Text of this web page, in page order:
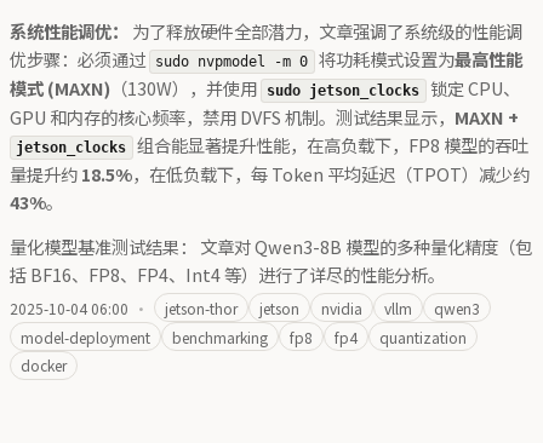
系统性能调优：
为了释放硬件全部潜力，文章强调了系统级的性能调
优步骤：必须通过
sudo nvpmodel -m 0 将功耗模式设置为最高性能
模式 (MAXN) （130W），并使用 sudo jetson_clocks 锁定 CPU、
GPU 和内存的核心频率，禁用 DVFS 机制。测试结果显示， MAXN +
jetson_clocks 组合能显著提升性能，在高负载下，FP8 模型的吞吐
量提升约18.5%，在低负载下，每 Token 平均延迟（TPOT）减少约
43%。
量化模型基准测试结果： 文章对 Qwen3-8B 模型的多种量化精度（包
括 BF16、FP8、FP4、Int4 等）进行了详尽的性能分析。
2025-10-04 06:00 · jetson-thor jetson nvidia vllm
qwen3
model-deployment
benchmarking fp8 fp4
quantization
docker